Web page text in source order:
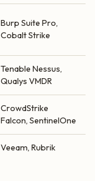
Burp Suite Pro,
Cobalt Strike
Tenable Nessus,
Qualys VMDR
CrowdStrike
Falcon, SentinelOne
Veeam, Rubrik